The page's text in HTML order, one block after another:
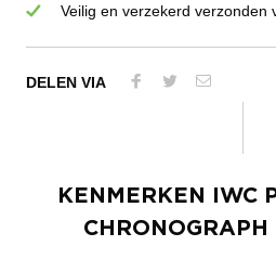
Veilig en verzekerd verzonden
DELEN VIA
KENMERKEN
IWC
CHRONOGRAPH